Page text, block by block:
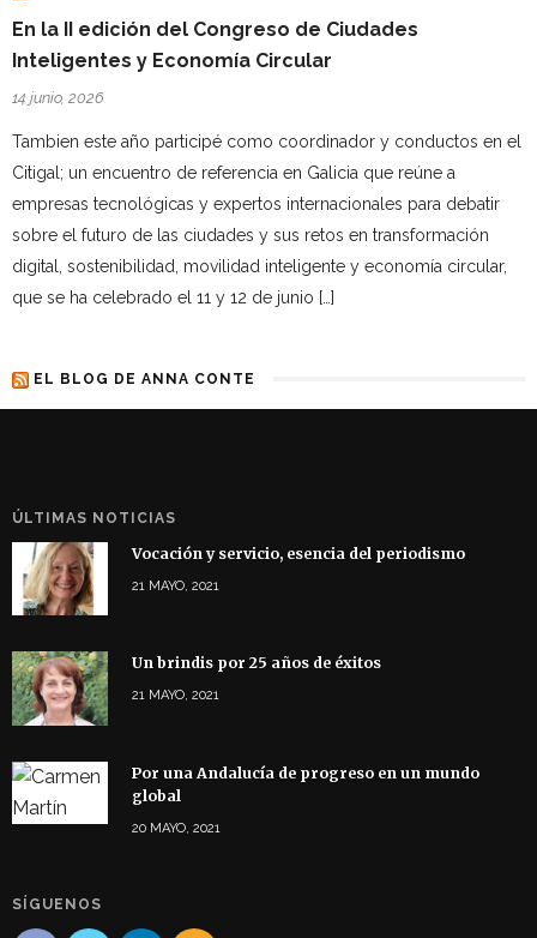
En la II edición del Congreso de Ciudades
Inteligentes y Economía Circular
14 junio, 2026
Tambien este año participé como coordinador y conductos en el
Citigal; un encuentro de referencia en Galicia que reúne a
empresas tecnológicas y expertos internacionales para debatir
sobre el futuro de las ciudades y sus retos en transformación
digital, sostenibilidad, movilidad inteligente y economía circular,
que se ha celebrado el 11 y 12 de junio […]
EL BLOG DE ANNA CONTE
ÚLTIMAS NOTICIAS
Vocación y servicio, esencia del periodismo
21 MAYO, 2021
Un brindis por 25 años de éxitos
21 MAYO, 2021
Por una Andalucía de progreso en un mundo
global
20 MAYO, 2021
SÍGUENOS